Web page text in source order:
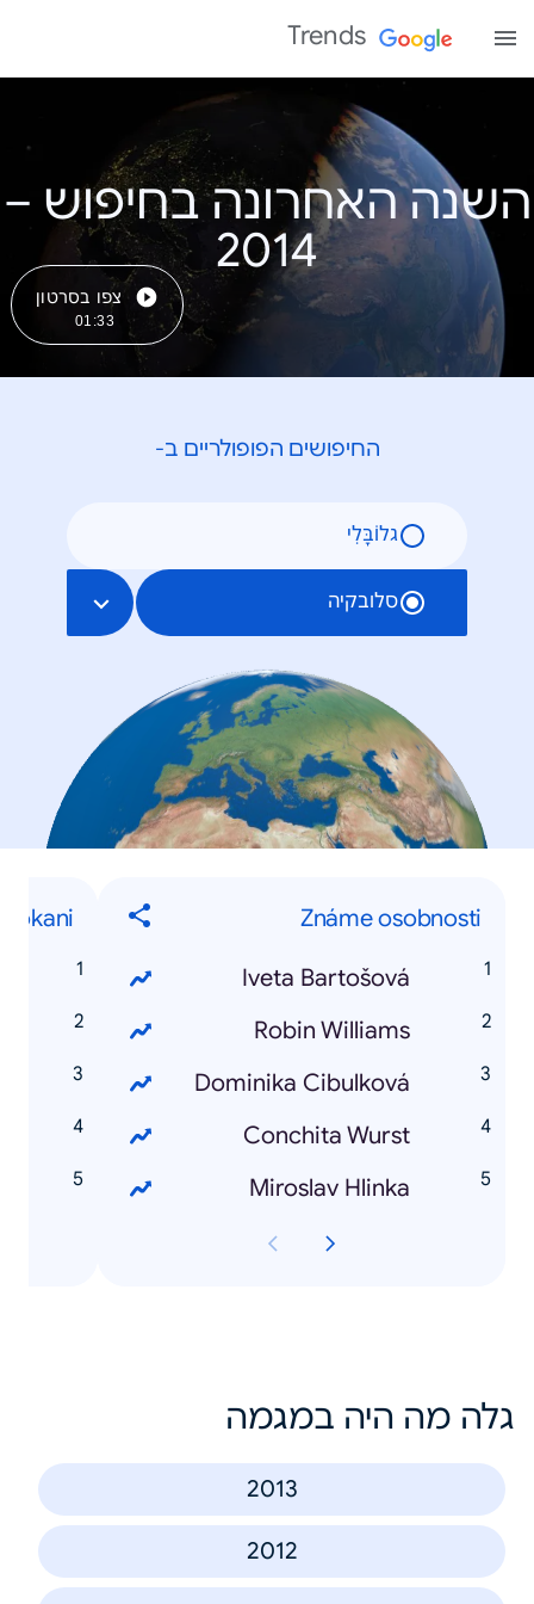
Trends
השנה האחרונה בחיפוש –
צפו בסרטון
01:33
החיפושים הפופולריים ב-
גלוֹבָּלִי
סלובקיה
Známe osobnosti
Iveta Bartošová
Robin Williams
Dominika Cibulková
Conchita Wurst
Miroslav Hlinka
גלה מה היה במגמה
2013
2012